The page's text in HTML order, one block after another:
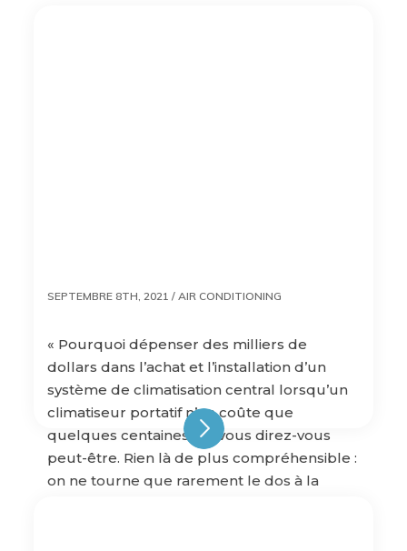
SEPTEMBRE 8TH, 2021 /AIR CONDITIONING
« Pourquoi dépenser des milliers de
dollars dans l’achat et l’installation d’un
système de climatisation central lorsqu’un
climatiseur portatif n’en coûte que
quelques centaines ? », vous direz-vous
peut-être. Rien là de plus compréhensible :
on ne tourne que rarement le dos à la